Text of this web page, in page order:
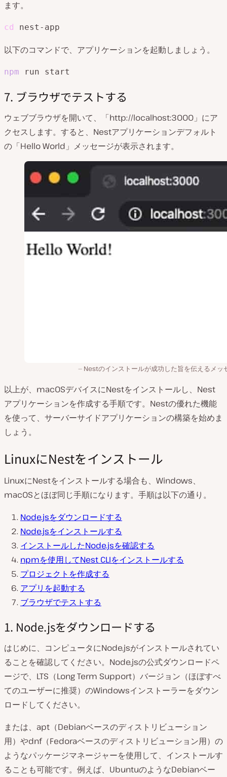
ます。
cd nest-app
以下のコマンドで、アプリケーションを起動しましょう。
npm run start
7. ブラウザでテストする
ウェブブラウザを開いて、「http://localhost:3000」にア
クセスします。すると、Nestアプリケーションデフォルト
の「Hello World」メッセージが表示されます。
Nestのインストールが成功した旨を伝えるメッ
以上が、macOSデバイスにNestをインストールし、Nest
アプリケーションを作成する手順です。Nestの優れた機能
を使って、サーバーサイドアプリケーションの構築を始めま
しょう。
LinuxにNestをインストール
LinuxにNestをインストールする場合も、Windows、
macOSとほぼ同じ手順になります。手順は以下の通り。
Node.jsをダウンロードする
Node.jsをインストールする
インストールしたNode.jsを確認する
npmを使用してNest CLIをインストールする
プロジェクトを作成する
アプリを起動する
ブラウザでテストする
1. Node.jsをダウンロードする
はじめに、コンピュータにNode.jsがインストールされてい
ることを確認してください。Node.jsの公式ダウンロードペ
ージで、LTS（Long Term Support）バージョン（ほぼすべ
てのユーザーに推奨）のWindowsインストーラーをダウン
ロードしてください。
または、apt（Debianベースのディストリビューション
用）やdnf（Fedoraベースのディストリビューション用）の
ようなパッケージマネージャーを使用して、インストールす
ることも可能です。例えば、UbuntuのようなDebianベー